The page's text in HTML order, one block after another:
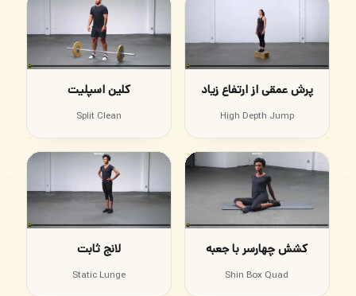
پرش عمقی از ارتفاع زیاد
High Depth Jump
کلین اسپلیت
Split Clean
کشش چهارسر با جعبه
Shin Box Quad
لانج ثابت
Static Lunge